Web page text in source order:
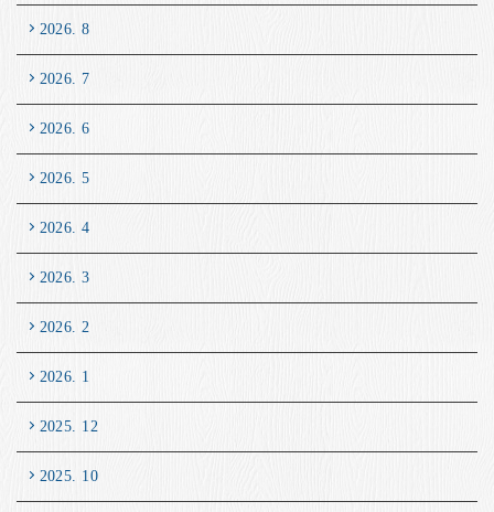
2026. 8
2026. 7
2026. 6
2026. 5
2026. 4
2026. 3
2026. 2
2026. 1
2025. 12
2025. 10